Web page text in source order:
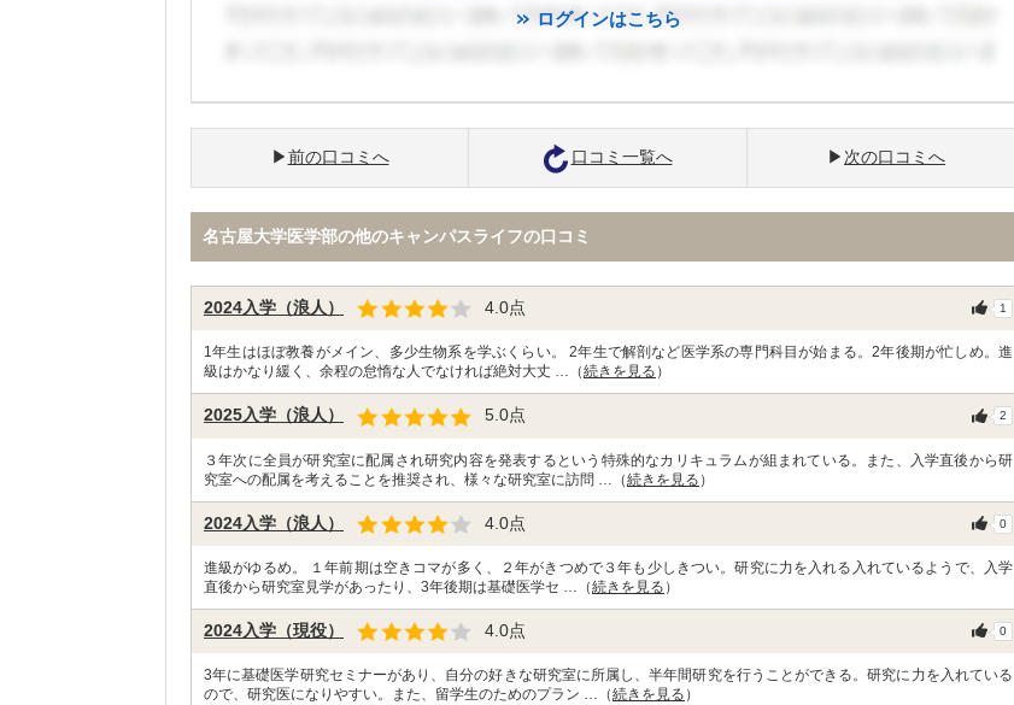
ログインはこちら
前の口コミへ 口コミ一覧へ 次の口コミへ
名古屋大学医学部の他のキャンパスライフの口コミ
2024入学（浪人） 4.0点 1
1年生はほぼ教養がメイン、多少生物系を学ぶくらい。 2年生で解剖など医学系の専門科目が始まる。2年後期が忙しめ。進
級はかなり緩く、余程の怠惰な人でなければ絶対大丈 …（続きを見る ）
2025入学（浪人） 5.0点 2
３年次に全員が研究室に配属され研究内容を発表するという特殊的なカリキュラムが組まれている。また、入学直後から研
究室への配属を考えることを推奨され、様々な研究室に訪問 …（続きを見る ）
2024入学（浪人） 4.0点 0
進級がゆるめ。 １年前期は空きコマが多く、２年がきつめで３年も少しきつい。研究に力を入れる入れているようで、入学
直後から研究室見学があったり、3年後期は基礎医学セ …（続きを見る ）
2024入学（現役） 4.0点 0
3年に基礎医学研究セミナーがあり、自分の好きな研究室に所属し、半年間研究を行うことができる。研究に力を入れている
ので、研究医になりやすい。また、留学生のためのプラン …（続きを見る ）